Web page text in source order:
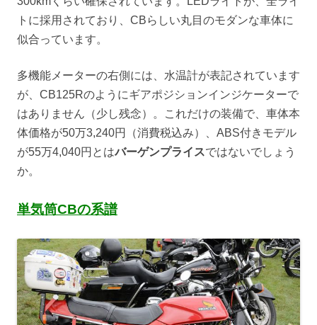
トに採用されており、CBらしい丸目のモダンな車体に
似合っています。
多機能メーターの右側には、水温計が表記されています
が、CB125Rのようにギアポジションインジケーターで
はありません（少し残念）。これだけの装備で、車体本
体価格が50万3,240円（消費税込み）、ABS付きモデル
が55万4,040円とはバーゲンプライスではないでしょう
か。
単気筒CBの系譜